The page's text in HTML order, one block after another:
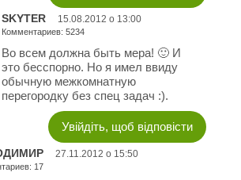
SKYTER 15.08.2012 о 13:00
Комментариев: 5234
Во всем должна быть мера! 🙂 И
это бесспорно. Но я имел ввиду
обычную межкомнатную
перегородку без спец задач :).
Увійдіть, щоб відповісти
27.11.2012 о 15:50
17